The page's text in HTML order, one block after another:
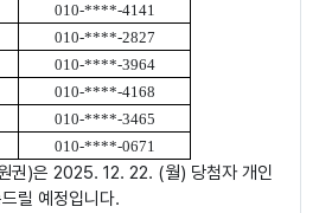
010-****-4141
010-****-2827
010-****-3964
010-****-4168
010-****-3465
010-****-0671
권)은 2025. 12. 22. (월) 당첨자 개인
릴 예정입니다.